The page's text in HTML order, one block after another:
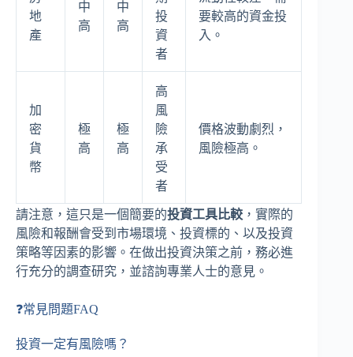
地
產
中
高
中
高
投
資
者
要較高的資金投
入。
加
密
貨
幣
極
高
極
高
高
風
險
承
受
者
價格波動劇烈，
風險極高。
請注意，這只是一個簡要的投資工具比較 ，實際的
風險和報酬會受到市場環境、投資標的、以及投資
策略等因素的影響。在做出投資決策之前，務必進
行充分的調查研究，並諮詢專業人士的意見。
❓常見問題FAQ
投資一定有風險嗎？